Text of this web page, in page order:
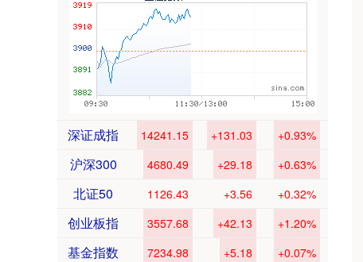
深证成指 14241.15 +131.03 +0.93%
沪深300 4680.49 +29.18 +0.63%
北证50 1126.43 +3.56 +0.32%
创业板指 3557.68 +42.13 +1.20%
基金指数 7234.98 +5.18 +0.07%